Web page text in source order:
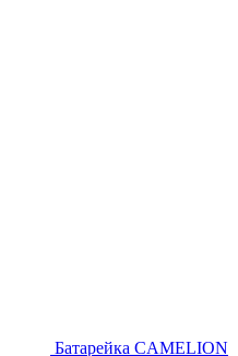
Батарейка CAMELION